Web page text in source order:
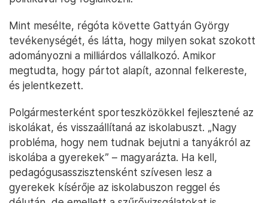
Mint mesélte, régóta követte Gattyán György
tevékenységét, és látta, hogy milyen sokat szokott
adományozni a milliárdos vállalkozó. Amikor
megtudta, hogy pártot alapít, azonnal felkereste,
és jelentkezett.
Polgármesterként sporteszközökkel fejlesztené az
iskolákat, és visszaállítaná az iskolabuszt. „Nagy
probléma, hogy nem tudnak bejutni a tanyákról az
iskolába a gyerekek” – magyarázta. Ha kell,
pedagógusasszisztensként szívesen lesz a
gyerekek kísérője az iskolabuszon reggel és